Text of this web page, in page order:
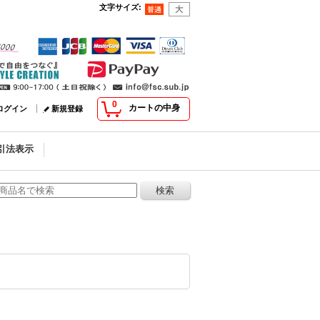
文字サイズ:
0 カートの中身
グイン 新規登録
法表示